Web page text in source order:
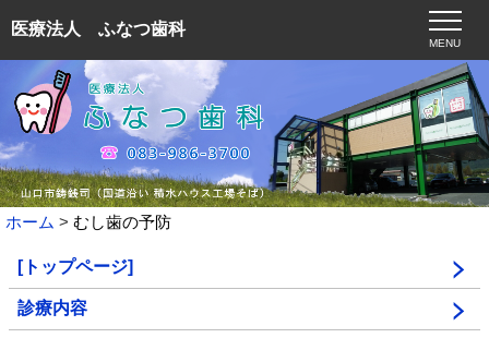
医療法人 ふなつ歯科
MENU
ホーム むし歯の予防
[トップページ]
診療内容